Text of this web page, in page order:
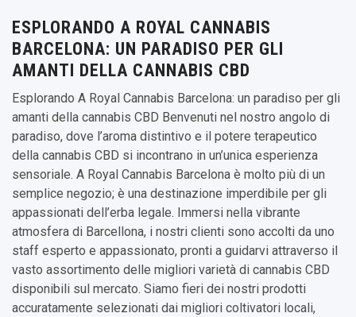
ESPLORANDO A ROYAL CANNABIS
BARCELONA: UN PARADISO PER GLI
AMANTI DELLA CANNABIS CBD
Esplorando A Royal Cannabis Barcelona: un paradiso per gli
amanti della cannabis CBD Benvenuti nel nostro angolo di
paradiso, dove l’aroma distintivo e il potere terapeutico
della cannabis CBD si incontrano in un’unica esperienza
sensoriale. A Royal Cannabis Barcelona è molto più di un
semplice negozio; è una destinazione imperdibile per gli
appassionati dell’erba legale. Immersi nella vibrante
atmosfera di Barcellona, i nostri clienti sono accolti da uno
staff esperto e appassionato, pronti a guidarvi attraverso il
vasto assortimento delle migliori varietà di cannabis CBD
disponibili sul mercato. Siamo fieri dei nostri prodotti
accuratamente selezionati dai migliori coltivatori locali,